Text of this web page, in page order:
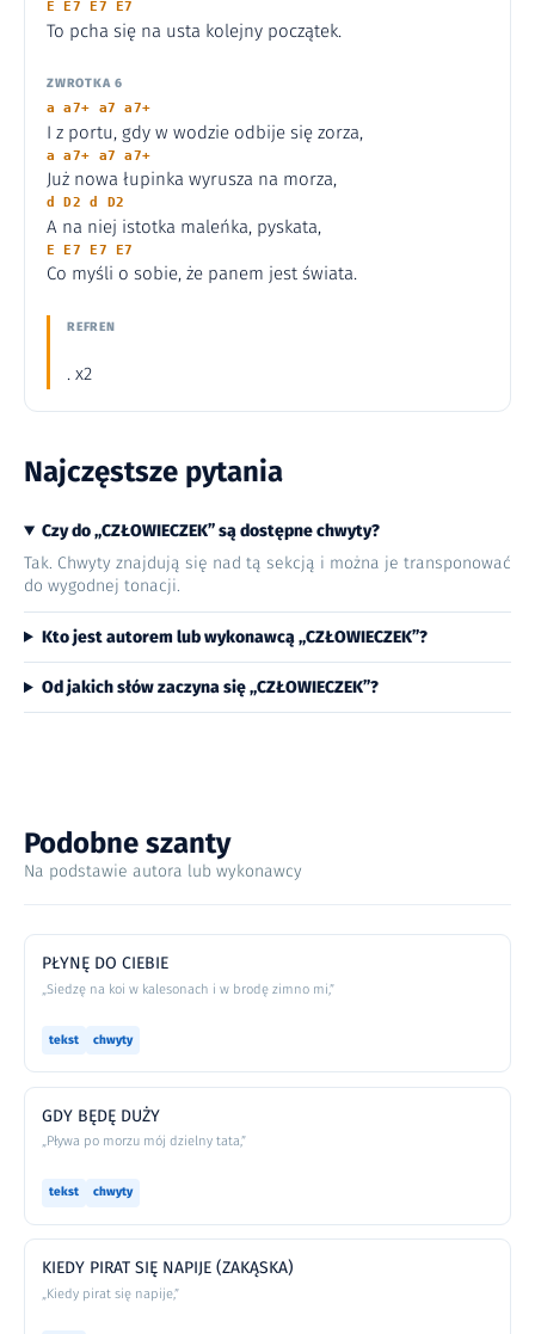
E E7 E7 E7
To pcha się na usta kolejny początek.
ZWROTKA 6
a a7+ a7 a7+
I z portu, gdy w wodzie odbije się zorza,
a a7+ a7 a7+
Już nowa łupinka wyrusza na morza,
d D2 d D2
A na niej istotka maleńka, pyskata,
E E7 E7 E7
Co myśli o sobie, że panem jest świata.
REFREN
. x2
Najczęstsze pytania
Czy do „CZŁOWIECZEK” są dostępne chwyty?
Tak. Chwyty znajdują się nad tą sekcją i można je transponować
do wygodnej tonacji.
Kto jest autorem lub wykonawcą „CZŁOWIECZEK”?
Od jakich słów zaczyna się „CZŁOWIECZEK”?
Podobne szanty
Na podstawie autora lub wykonawcy
PŁYNĘ DO CIEBIE
„Siedzę na koi w kalesonach i w brodę zimno mi,”
tekst chwyty
GDY BĘDĘ DUŻY
„Pływa po morzu mój dzielny tata,”
tekst chwyty
KIEDY PIRAT SIĘ NAPIJE (ZAKĄSKA)
„Kiedy pirat się napije,”